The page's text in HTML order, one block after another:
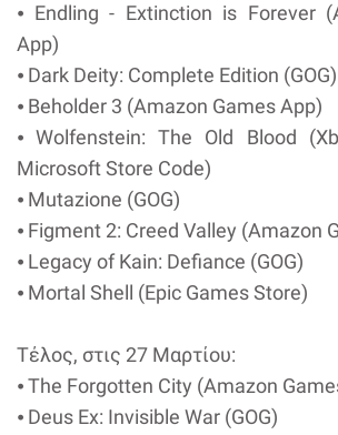
⦁ Endling - Extinction is Forever
App)
⦁ Dark Deity: Complete Edition (GOG)
⦁ Beholder 3 (Amazon Games App)
⦁ Wolfenstein: The Old Blood
Microsoft Store Code)
⦁ Mutazione (GOG)
⦁ Figment 2: Creed Valley (Amazon
⦁ Legacy of Kain: Defiance (GOG)
⦁ Mortal Shell (Epic Games Store)
Tέλος, στις 27 Μαρτίου:
⦁ The Forgotten City (Amazon
⦁ Deus Ex: Invisible War (GOG)